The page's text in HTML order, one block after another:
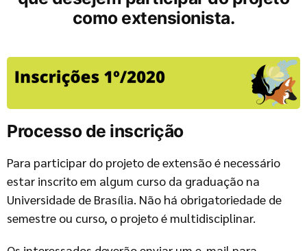
como extensionista.
Processo de inscrição
Para participar do projeto de extensão é necessário
estar inscrito em algum curso da graduação na
Universidade de Brasília. Não há obrigatoriedade de
semestre ou curso, o projeto é multidisciplinar.